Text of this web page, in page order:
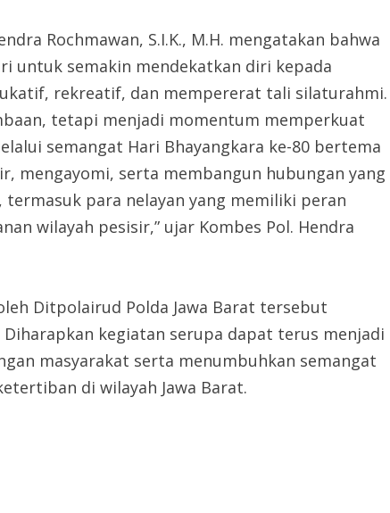
Rochmawan, S.I.K., M.H. mengatakan bahwa
untuk semakin mendekatkan diri kepada
rekreatif, dan mempererat tali silaturahmi.
tetapi menjadi momentum memperkuat
semangat Hari Bhayangkara ke-80 bertema
mengayomi, serta membangun hubungan yang
para nelayan yang memiliki peran
wilayah pesisir,” ujar Kombes Pol. Hendra
Ditpolairud Polda Jawa Barat tersebut
kegiatan serupa dapat terus menjadi
masyarakat serta menumbuhkan semangat
di wilayah Jawa Barat.